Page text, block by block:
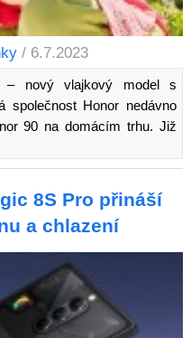
/ 6.7.2023
– nový vlajkový model s
společnost Honor nedávno
90 na domácím trhu. Již
8S Pro přináší
a chlazení